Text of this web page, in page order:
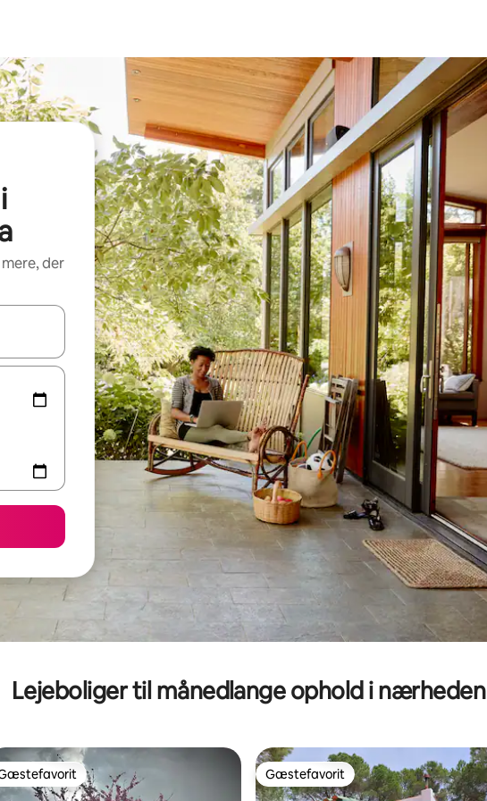
der
med piletasterne op og ned eller se mere ved at trykke eller stryge.
Lejeboliger til månedlange ophold i nærheden
Gæstefavorit
Gæstefavorit